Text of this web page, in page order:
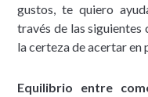
gustos, te quiero
través de las siguientes
la certeza de acertar en
Equilibrio entre